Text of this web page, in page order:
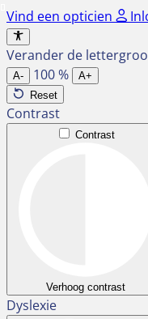
Ga
naar
de
inhoud
Vind een opticien
Verander de
A- 100%
A+
Reset
Contrast
Contrast
Verhoog contrast
Dyslexie